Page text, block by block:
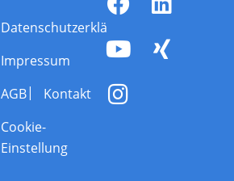
Datenschutzerklärung
Impressum
AGB
Kontakt
Cookie-
Einstellung